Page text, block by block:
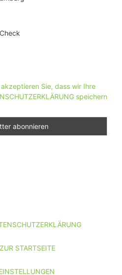
Sie, dass wir Ihre
speichern
STARTSEITE